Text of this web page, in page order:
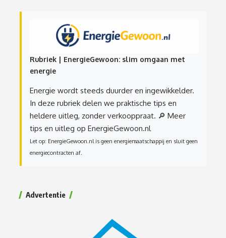
Rubriek | EnergieGewoon: slim omgaan met
energie
Energie wordt steeds duurder en ingewikkelder.
In deze rubriek delen we praktische tips en
heldere uitleg, zonder verkooppraat. 🔎 Meer
tips en uitleg op EnergieGewoon.nl
Let op: EnergieGewoon.nl is geen energiemaatschappij en sluit geen
energiecontracten af.
Advertentie